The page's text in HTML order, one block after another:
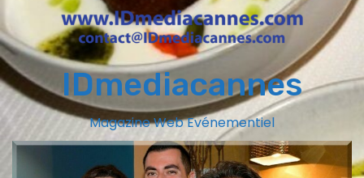
IDmediacannes
Magazine Web Evénementiel